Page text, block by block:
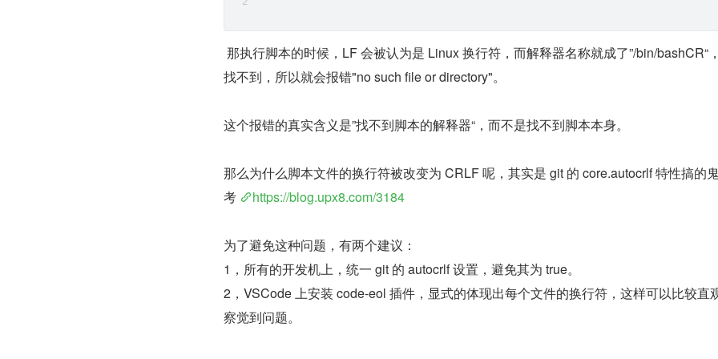
那执行脚本的时候，LF 会被认为是 Linux 换行符，而解释器名称就成了”/bin/bashCR“
找不到，所以就会报错"no such file or directory"。
这个报错的真实含义是”找不到脚本的解释器“，而不是找不到脚本本身。
那么为什么脚本文件的换行符被改变为 CRLF 呢，其实是 git 的 core.autocrlf 特性搞的
考
https://blog.upx8.com/3184
为了避免这种问题，有两个建议：
1，所有的开发机上，统一 git 的 autocrlf 设置，避免其为 true。
2，VSCode 上安装 code-eol 插件，显式的体现出每个文件的换行符，这样可以比较直
察觉到问题。